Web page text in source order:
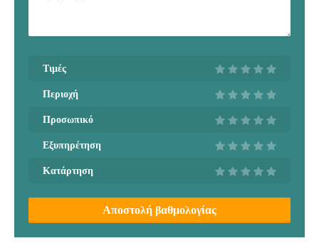
Τιμές
Περιοχή
Προσωπικό
Εξυπηρέτηση
Κατάρτηση
Αποστολή βαθμολογίας